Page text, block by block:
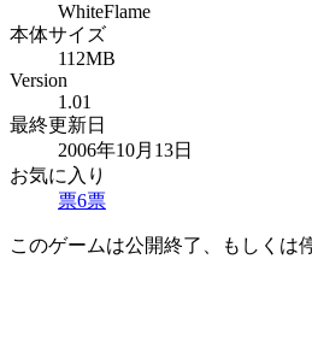
WhiteFlame
本体サイズ
112MB
Version
1.01
最終更新日
2006年10月13日
お気に入り
票6票
このゲームは公開終了、もしくは